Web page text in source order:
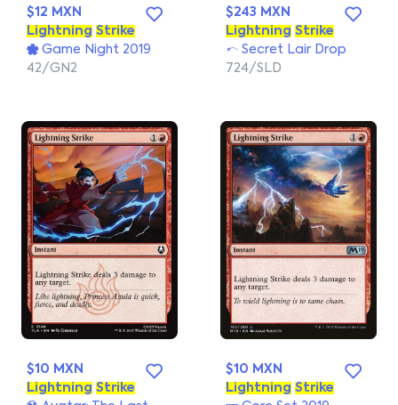
$12 MXN
Lightning Strike
Game Night 2019
42/GN2
$243 MXN
Lightning Strike
Secret Lair Drop
724/SLD
$10 MXN
Lightning Strike
$10 MXN
Lightning Strike